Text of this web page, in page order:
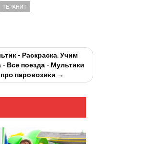
ТЕРАНИТ
- Раскраска. Учим
- Все поезда - Мультики
про паровозики →